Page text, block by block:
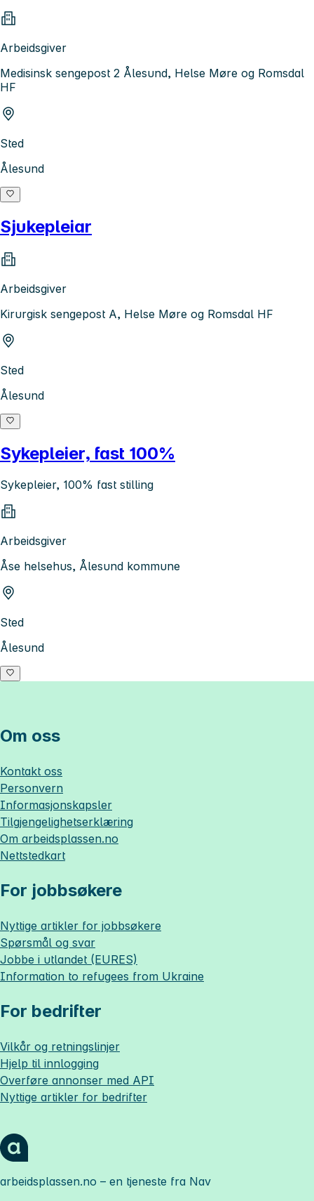
Arbeidsgiver
Medisinsk sengepost 2 Ålesund, Helse Møre og Romsdal
HF
Sted
Ålesund
Sjukepleiar
Arbeidsgiver
Kirurgisk sengepost A, Helse Møre og Romsdal HF
Sted
Ålesund
Sykepleier, fast 100%
Sykepleier, 100% fast stilling
Arbeidsgiver
Åse helsehus, Ålesund kommune
Sted
Ålesund
Om oss
Kontakt oss
Personvern
Informasjonskapsler
Tilgjengelighetserklæring
Om arbeidsplassen.no
Nettstedkart
For jobbsøkere
Nyttige artikler for jobbsøkere
Spørsmål og svar
Jobbe i utlandet (EURES)
Information to refugees from Ukraine
For bedrifter
Vilkår og retningslinjer
Hjelp til innlogging
Overføre annonser med API
Nyttige artikler for bedrifter
arbeidsplassen.no – en tjeneste fra Nav